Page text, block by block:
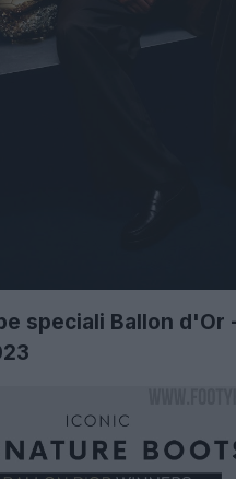
speciali Ballon d'Or